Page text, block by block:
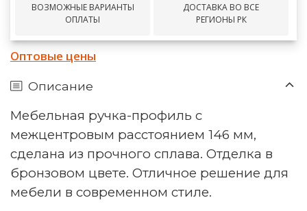
ВОЗМОЖНЫЕ ВАРИАНТЫ
ОПЛАТЫ
ДОСТАВКА ВО ВСЕ
РЕГИОНЫ РК
Оптовые цены
Описание
Мебельная ручка-профиль с
межцентровым расстоянием 146 мм,
сделана из прочного сплава. Отделка в
бронзовом цвете. Отличное решение для
мебели в современном стиле.